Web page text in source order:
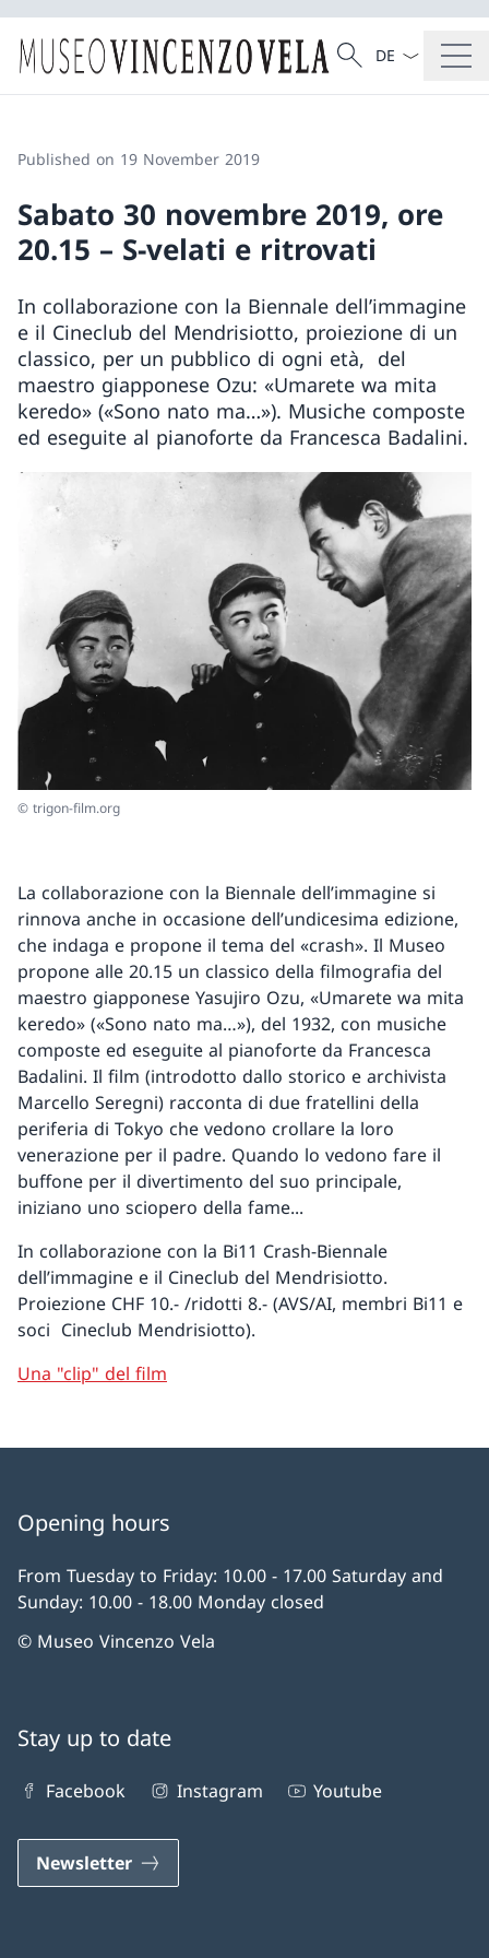
Search
Search
Language
Published on 19 November 2019
Sabato 30 novembre 2019, ore
20.15 – S-velati e ritrovati
In collaborazione con la Biennale dell’immagine
e il Cineclub del Mendrisiotto, proiezione di un
classico, per un pubblico di ogni età, del
maestro giapponese Ozu: «Umarete wa mita
keredo» («Sono nato ma…»). Musiche composte
ed eseguite al pianoforte da Francesca Badalini.
© trigon-film.org
La collaborazione con la Biennale dell’immagine si
rinnova anche in occasione dell’undicesima edizione,
che indaga e propone il tema del «crash». Il Museo
propone alle 20.15 un classico della filmografia del
maestro giapponese Yasujiro Ozu, «Umarete wa mita
keredo» («Sono nato ma…»), del 1932, con musiche
composte ed eseguite al pianoforte da Francesca
Badalini. Il film (introdotto dallo storico e archivista
Marcello Seregni) racconta di due fratellini della
periferia di Tokyo che vedono crollare la loro
venerazione per il padre. Quando lo vedono fare il
buffone per il divertimento del suo principale,
iniziano uno sciopero della fame...
In collaborazione con la Bi11 Crash-Biennale
dell’immagine e il Cineclub del Mendrisiotto.
Proiezione CHF 10.- /ridotti 8.- (AVS/AI, membri Bi11 e
soci Cineclub Mendrisiotto).
Una "clip" del film
Opening hours
From Tuesday to Friday: 10.00 - 17.00 Saturday and
Sunday: 10.00 - 18.00 Monday closed
© Museo Vincenzo Vela
Stay up to date
Facebook Instagram Youtube
Newsletter